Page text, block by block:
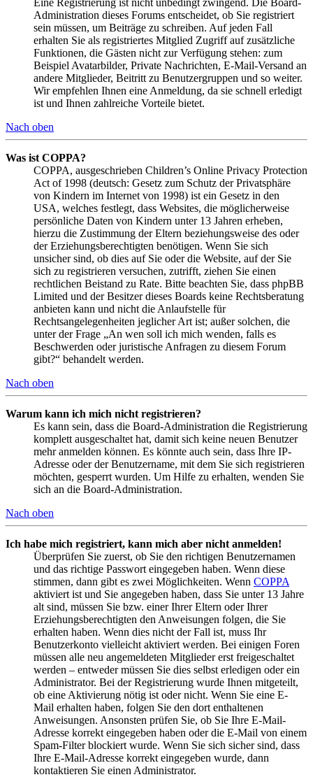
Eine Registrierung ist nicht unbedingt zwingend. Die Board-
Administration dieses Forums entscheidet, ob Sie registriert
sein müssen, um Beiträge zu schreiben. Auf jeden Fall
erhalten Sie als registriertes Mitglied Zugriff auf zusätzliche
Funktionen, die Gästen nicht zur Verfügung stehen: zum
Beispiel Avatarbilder, Private Nachrichten, E-Mail-Versand an
andere Mitglieder, Beitritt zu Benutzergruppen und so weiter.
Wir empfehlen Ihnen eine Anmeldung, da sie schnell erledigt
ist und Ihnen zahlreiche Vorteile bietet.
Nach oben
Was ist COPPA?
COPPA, ausgeschrieben Children’s Online Privacy Protection
Act of 1998 (deutsch: Gesetz zum Schutz der Privatsphäre
von Kindern im Internet von 1998) ist ein Gesetz in den
USA, welches festlegt, dass Websites, die möglicherweise
persönliche Daten von Kindern unter 13 Jahren erheben,
hierzu die Zustimmung der Eltern beziehungsweise des oder
der Erziehungsberechtigten benötigen. Wenn Sie sich
unsicher sind, ob dies auf Sie oder die Website, auf der Sie
sich zu registrieren versuchen, zutrifft, ziehen Sie einen
rechtlichen Beistand zu Rate. Bitte beachten Sie, dass phpBB
Limited und der Besitzer dieses Boards keine Rechtsberatung
anbieten kann und nicht die Anlaufstelle für
Rechtsangelegenheiten jeglicher Art ist; außer solchen, die
unter der Frage „An wen soll ich mich wenden, falls es
Beschwerden oder juristische Anfragen zu diesem Forum
gibt?“ behandelt werden.
Nach oben
Warum kann ich mich nicht registrieren?
Es kann sein, dass die Board-Administration die Registrierung
komplett ausgeschaltet hat, damit sich keine neuen Benutzer
mehr anmelden können. Es könnte auch sein, dass Ihre IP-
Adresse oder der Benutzername, mit dem Sie sich registrieren
möchten, gesperrt wurden. Um Hilfe zu erhalten, wenden Sie
sich an die Board-Administration.
Nach oben
Ich habe mich registriert, kann mich aber nicht anmelden!
Überprüfen Sie zuerst, ob Sie den richtigen Benutzernamen
und das richtige Passwort eingegeben haben. Wenn diese
stimmen, dann gibt es zwei Möglichkeiten. Wenn COPPA
aktiviert ist und Sie angegeben haben, dass Sie unter 13 Jahre
alt sind, müssen Sie bzw. einer Ihrer Eltern oder Ihrer
Erziehungsberechtigten den Anweisungen folgen, die Sie
erhalten haben. Wenn dies nicht der Fall ist, muss Ihr
Benutzerkonto vielleicht aktiviert werden. Bei einigen Foren
müssen alle neu angemeldeten Mitglieder erst freigeschaltet
werden – entweder müssen Sie dies selbst erledigen oder ein
Administrator. Bei der Registrierung wurde Ihnen mitgeteilt,
ob eine Aktivierung nötig ist oder nicht. Wenn Sie eine E-
Mail erhalten haben, folgen Sie den dort enthaltenen
Anweisungen. Ansonsten prüfen Sie, ob Sie Ihre E-Mail-
Adresse korrekt eingegeben haben oder die E-Mail von einem
Spam-Filter blockiert wurde. Wenn Sie sich sicher sind, dass
Ihre E-Mail-Adresse korrekt eingegeben wurde, dann
kontaktieren Sie einen Administrator.